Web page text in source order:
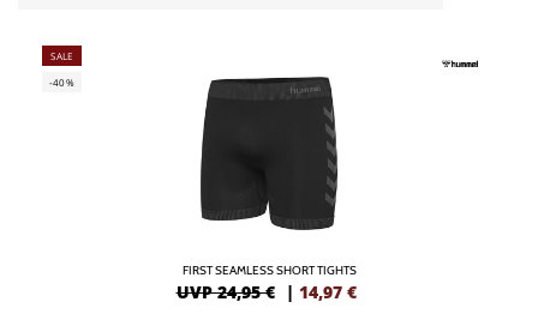
SALE
-40%
FIRST SEAMLESS SHORT TIGHTS
UVP 24,95 € | 14,97 €